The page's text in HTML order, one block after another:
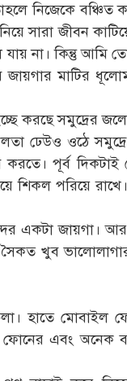
নিজেকে বঞ্চিত
সারা জীবন
না। কিন্তু আমি
মাটির
করছে সমুদ্রের
ঢেউও ওঠে
পূর্ব দিকটাই
শিকল পরিয়ে
একটা জায়গা। আর
খুব
হাতে মোবাইল
এবং অনেক